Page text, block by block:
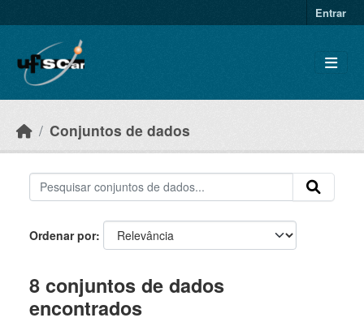
Entrar
Conjuntos de dados
Ordenar por
8 conjuntos de dados
encontrados